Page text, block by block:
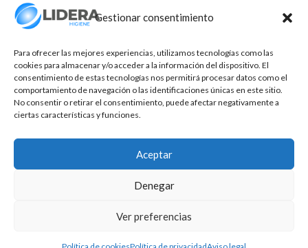
Gestionar consentimiento
Para ofrecer las mejores experiencias, utilizamos tecnologías como las
cookies para almacenar y/o acceder a la información del dispositivo. El
consentimiento de estas tecnologías nos permitirá procesar datos como el
comportamiento de navegación o las identificaciones únicas en este sitio.
No consentir o retirar el consentimiento, puede afectar negativamente a
ciertas características y funciones.
Aceptar
Denegar
Ver preferencias
48480 Arrigorriaga
Bizkaia
666 451 184
info.paisvasco@liderahigiene.com
Linked In
©2026 Lidera Higiene, S.L. Todos los derechos reservados.